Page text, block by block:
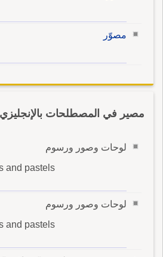
مصوّر
مصير في المصطلحات بالإنجليزي
لوحات وصور ورسوم
and pastels
لوحات وصور ورسوم
and pastels